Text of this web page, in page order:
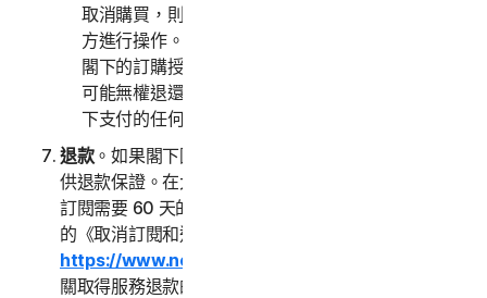
取消購買，則必須按照第三方的指示直接與該第三
方進行操作。我們只會在收到第三方的通知後終止
閣下的訂購授權。如果閣下透過第三方訂購，我們
可能無權退還任何費用；我們沒有義務也不會將閣
下支付的任何費用退還給第三方。
退款。如果閣下因任何原因不滿意，某些服務可能會提
供退款保證。在大多數情況下，直接向我們購買的年度
訂閱需要 60 天的退款期限。請查閱 NortonLifeLock
的《取消訂閱和退款政策》(
https://www.norton.com/return-policy
關取得服務退款的詳細資訊。